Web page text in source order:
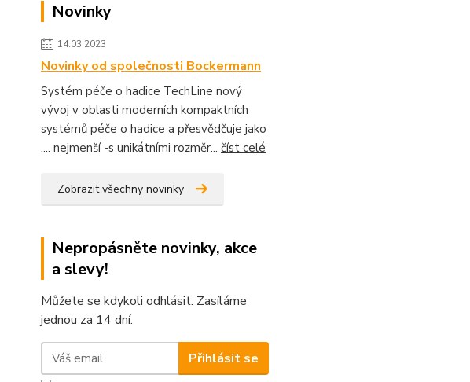
Novinky
14.03.2023
Novinky od společnosti Bockermann
Systém péče o hadice TechLine nový
vývoj v oblasti moderních kompaktních
systémů péče o hadice a přesvědčuje jako
.... nejmenší -s unikátními rozměr... číst celé
Zobrazit všechny novinky
Nepropásněte novinky, akce
a slevy!
Můžete se kdykoli odhlásit. Zasíláme
jednou za 14 dní.
Přihlásit se